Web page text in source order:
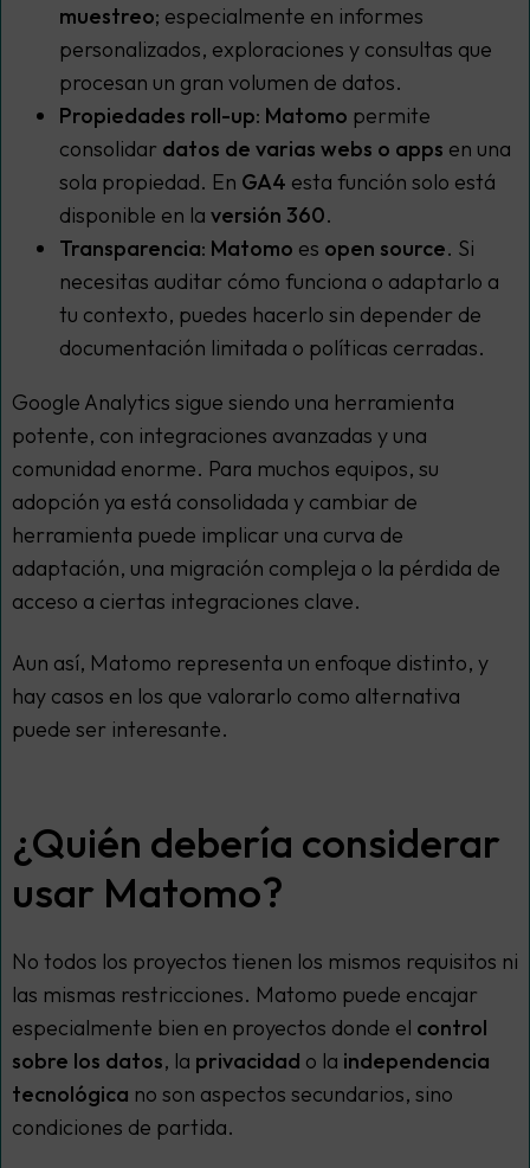
muestreo; especialmente en informes
personalizados, exploraciones y consultas que
procesan un gran volumen de datos.
Propiedades roll-up: Matomo permite
consolidar datos de varias webs o apps en una
sola propiedad. En GA4 esta función solo está
disponible en la versión 360.
Transparencia: Matomo es open source. Si
necesitas auditar cómo funciona o adaptarlo a
tu contexto, puedes hacerlo sin depender de
documentación limitada o políticas cerradas.
Google Analytics sigue siendo una herramienta
potente, con integraciones avanzadas y una
comunidad enorme. Para muchos equipos, su
adopción ya está consolidada y cambiar de
herramienta puede implicar una curva de
adaptación, una migración compleja o la pérdida de
acceso a ciertas integraciones clave.
Aun así, Matomo representa un enfoque distinto, y
hay casos en los que valorarlo como alternativa
puede ser interesante.
¿Quién debería considerar
usar Matomo?
No todos los proyectos tienen los mismos requisitos ni
las mismas restricciones. Matomo puede encajar
especialmente bien en proyectos donde el control
sobre los datos, la privacidad o la independencia
tecnológica no son aspectos secundarios, sino
condiciones de partida.